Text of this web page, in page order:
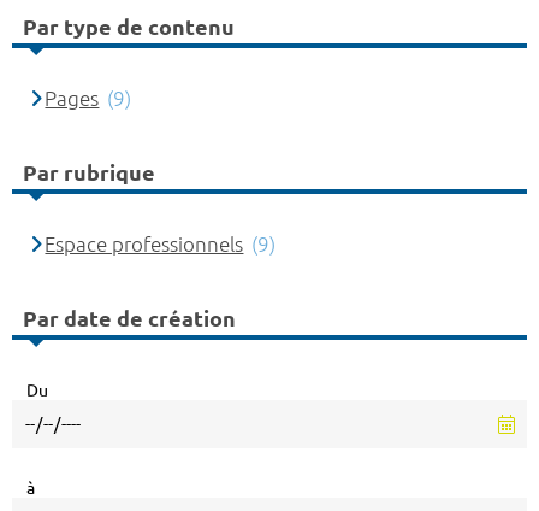
Par type de contenu
Pages (9)
Par rubrique
Espace professionnels (9)
Par date de création
Du
à